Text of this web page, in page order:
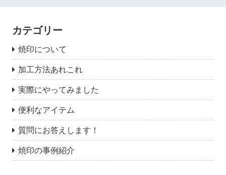
カテゴリー
焼印について
加工方法あれこれ
実際にやってみました
便利なアイテム
質問にお答えします！
焼印の事例紹介